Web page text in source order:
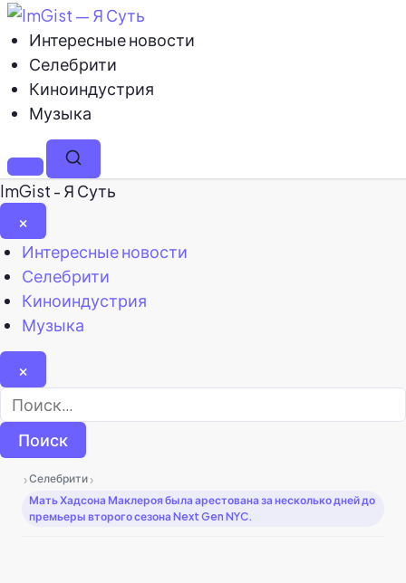
Интересные новости
Селебрити
Киноиндустрия
Музыка
МенюПоиск
ImGist - Я Суть
×
Закрыть
меню
Интересные новости
Селебрити
Киноиндустрия
Музыка
×
Найти:
›Селебрити ›
Мать Хадсона Маклероя была арестована за несколько дней до
премьеры второго сезона Next Gen NYC.